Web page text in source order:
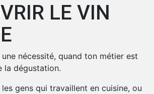
LE VIN
une nécessité, quand ton métier est
la dégustation.
gens qui travaillent en cuisine, ou